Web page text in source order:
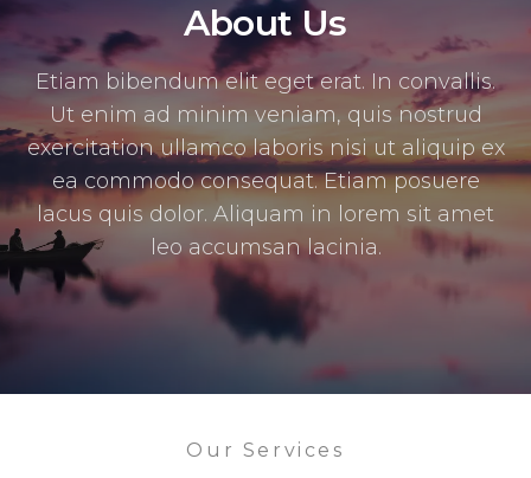
About Us
Etiam bibendum elit eget erat. In convallis.
Ut enim ad minim veniam, quis nostrud
exercitation ullamco laboris nisi ut aliquip ex
ea commodo consequat. Etiam posuere
lacus quis dolor. Aliquam in lorem sit amet
leo accumsan lacinia.
Our Services